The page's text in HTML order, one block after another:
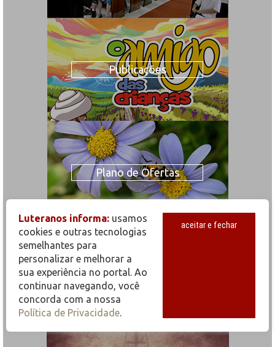
Publicações
Plano de Ofertas
Suporte Normativo
Luteranos informa: usamos
cookies e outras tecnologias
semelhantes para
personalizar e melhorar a
sua experiência no portal. Ao
continuar navegando, você
concorda com a nossa
Política de Privacidade.
aceitar e fechar